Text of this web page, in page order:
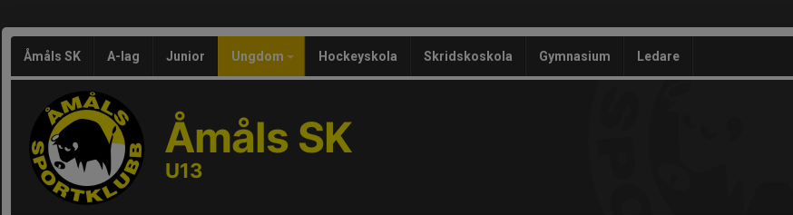
Åmåls SK A-lag Junior Ungdom Hockeyskola Skridskoskola Gymnasium Ledare
Åmåls SK
U13